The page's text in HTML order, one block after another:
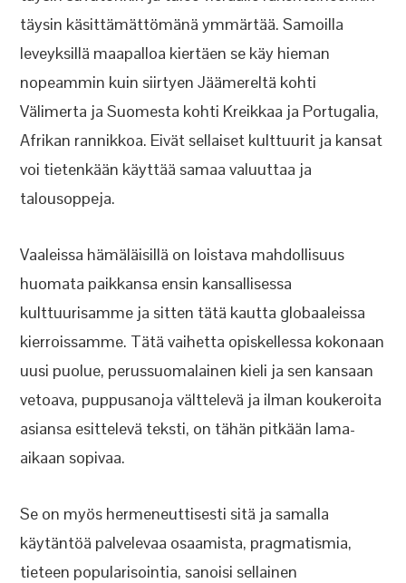
täysin käsittämättömänä ymmärtää. Samoilla
leveyksillä maapalloa kiertäen se käy hieman
nopeammin kuin siirtyen Jäämereltä kohti
Välimerta ja Suomesta kohti Kreikkaa ja Portugalia,
Afrikan rannikkoa. Eivät sellaiset kulttuurit ja kansat
voi tietenkään käyttää samaa valuuttaa ja
talousoppeja.
Vaaleissa hämäläisillä on loistava mahdollisuus
huomata paikkansa ensin kansallisessa
kulttuurisamme ja sitten tätä kautta globaaleissa
kierroissamme. Tätä vaihetta opiskellessa kokonaan
uusi puolue, perussuomalainen kieli ja sen kansaan
vetoava, puppusanoja välttelevä ja ilman koukeroita
asiansa esittelevä teksti, on tähän pitkään lama-
aikaan sopivaa.
Se on myös hermeneuttisesti sitä ja samalla
käytäntöä palvelevaa osaamista, pragmatismia,
tieteen popularisointia, sanoisi sellainen